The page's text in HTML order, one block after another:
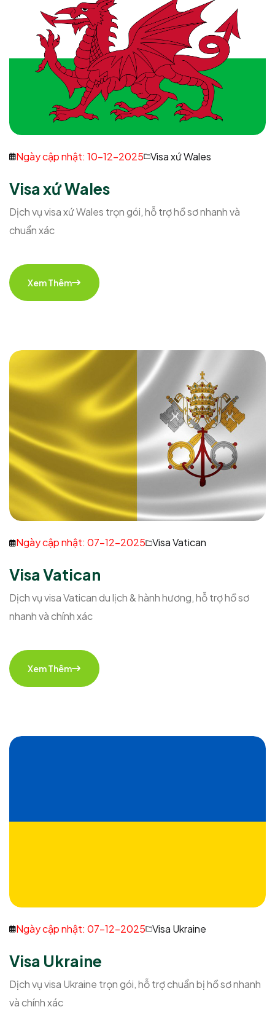
Ngày cập nhật: 10-12-2025 Visa xứ Wales
Visa xứ Wales
Dịch vụ visa xứ Wales trọn gói, hỗ trợ hồ sơ nhanh và
chuẩn xác
Xem Thêm
Ngày cập nhật: 07-12-2025 Visa Vatican
Visa Vatican
Dịch vụ visa Vatican du lịch & hành hương, hỗ trợ hồ sơ
nhanh và chính xác
Xem Thêm
Ngày cập nhật: 07-12-2025 Visa Ukraine
Visa Ukraine
Dịch vụ visa Ukraine trọn gói, hỗ trợ chuẩn bị hồ sơ nhanh
và chính xác